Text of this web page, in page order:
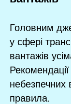
Головним
у сфері
вантажів
небезпечних
правила.